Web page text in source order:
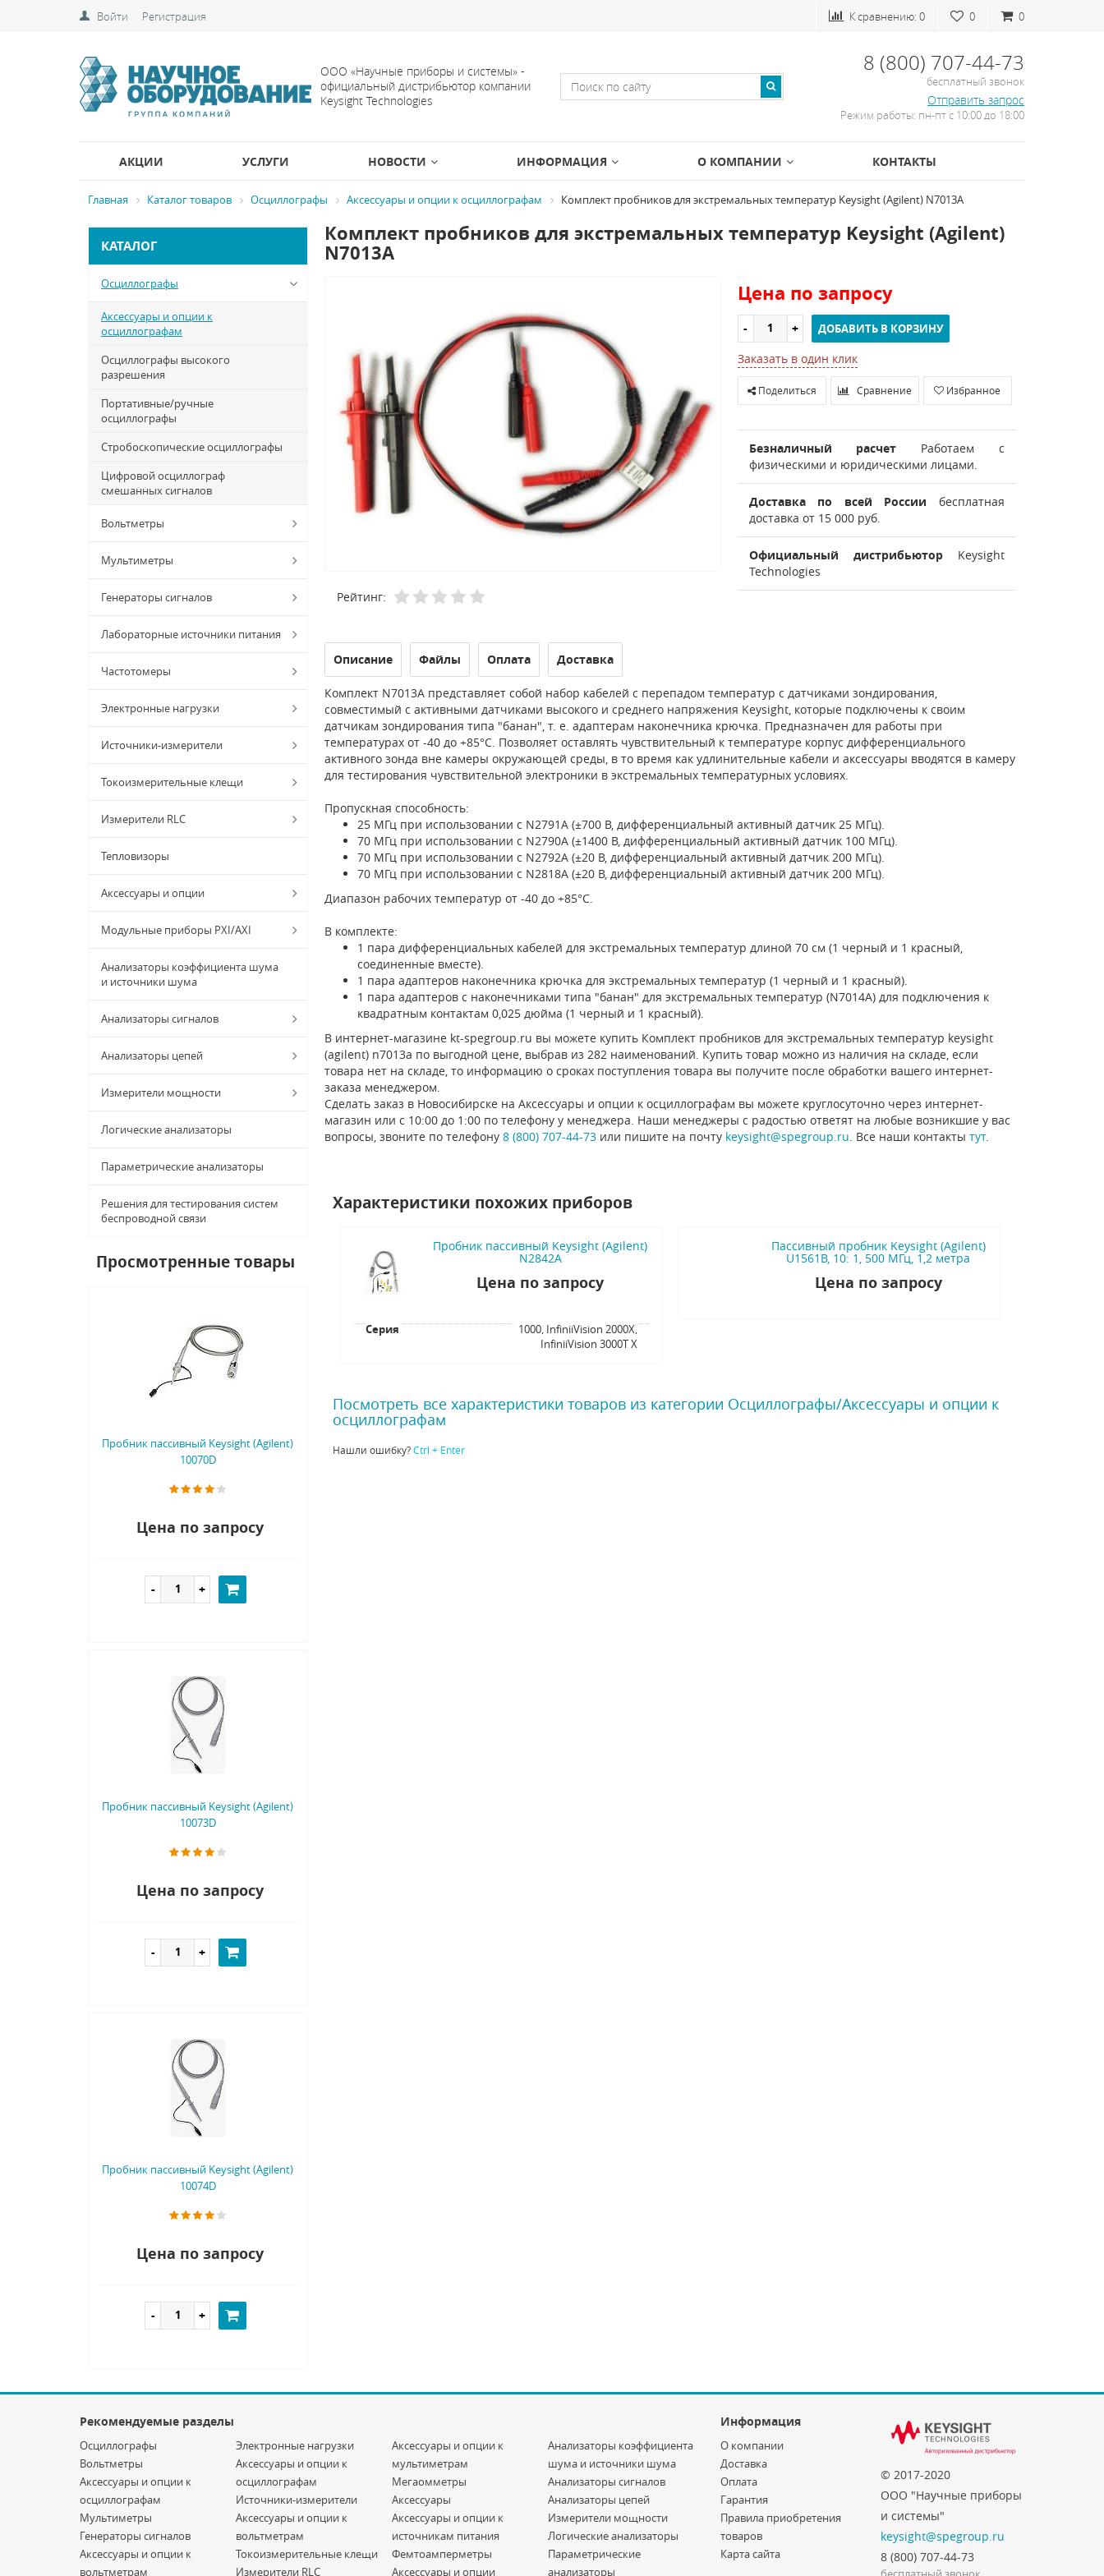
Войти Регистрация 0
0
К сравнению: 0
ООО «Научные приборы и системы» -
официальный дистрибьютор компании
Keysight Technologies
8 (800) 707-44-73
бесплатный звонок
Отправить запрос
Режим работы: пн-пт с 10:00 до 18:00
АКЦИИ УСЛУГИ НОВОСТИ ИНФОРМАЦИЯ О КОМПАНИИ КОНТАКТЫ
Главная Каталог товаров Осциллографы Аксессуары и опции к осциллографам Комплект пробников для экстремальных температур Keysight (Agilent) N7013A
КАТАЛОГ
Осциллографы
Аксессуары и опции к
осциллографам
Осциллографы высокого
разрешения
Портативные/ручные
осциллографы
Стробоскопические осциллографы
Цифровой осциллограф
смешанных сигналов
Вольтметры
Мультиметры
Генераторы сигналов
Лабораторные источники питания
Частотомеры
Электронные нагрузки
Источники-измерители
Токоизмерительные клещи
Измерители RLC
Тепловизоры
Аксессуары и опции
Модульные приборы PXI/AXI
Анализаторы коэффициента шума
и источники шума
Анализаторы сигналов
Анализаторы цепей
Измерители мощности
Логические анализаторы
Параметрические анализаторы
Решения для тестирования систем
беспроводной связи
Просмотренные товары
Пробник пассивный Keysight (Agilent)
10070D
Цена по запросу
Пробник пассивный Keysight (Agilent)
10073D
Цена по запросу
Пробник пассивный Keysight (Agilent)
10074D
Цена по запросу
Комплект пробников для экстремальных температур Keysight (Agilent)
N7013A
Рейтинг:
Цена по запросу
ДОБАВИТЬ В КОРЗИНУ
Заказать в один клик
Поделиться Сравнение Избранное
Безналичный расчет Работаем с
физическими и юридическими лицами.
Доставка по всей России бесплатная
доставка от 15 000 руб.
Официальный дистрибьюторKeysight
Technologies
Описание Файлы Оплата Доставка
Комплект N7013A представляет собой набор кабелей с перепадом температур с датчиками зондирования,
совместимый с активными датчиками высокого и среднего напряжения Keysight, которые подключены к своим
датчикам зондирования типа "банан", т. е. адаптерам наконечника крючка. Предназначен для работы при
температурах от -40 до +85°С. Позволяет оставлять чувствительный к температуре корпус дифференциального
активного зонда вне камеры окружающей среды, в то время как удлинительные кабели и аксессуары вводятся в камеру
для тестирования чувствительной электроники в экстремальных температурных условиях.
Пропускная способность:
25 МГц при использовании с N2791A (±700 В, дифференциальный активный датчик 25 МГц).
70 МГц при использовании с N2790A (±1400 В, дифференциальный активный датчик 100 МГц).
70 МГц при использовании с N2792A (±20 В, дифференциальный активный датчик 200 МГц).
70 МГц при использовании с N2818A (±20 В, дифференциальный активный датчик 200 МГц).
Диапазон рабочих температур от -40 до +85°С.
В комплекте:
1 пара дифференциальных кабелей для экстремальных температур длиной 70 см (1 черный и 1 красный,
соединенные вместе).
1 пара адаптеров наконечника крючка для экстремальных температур (1 черный и 1 красный).
1 пара адаптеров с наконечниками типа "банан" для экстремальных температур (N7014A) для подключения к
квадратным контактам 0,025 дюйма (1 черный и 1 красный).
В интернет-магазине kt-spegroup.ru вы можете купить Комплект пробников для экстремальных температур keysight
(agilent) n7013a по выгодной цене, выбрав из 282 наименований. Купить товар можно из наличия на складе, если
товара нет на складе, то информацию о сроках поступления товара вы получите после обработки вашего интернет-
заказа менеджером.
Сделать заказ в Новосибирске на Аксессуары и опции к осциллографам вы можете круглосуточно через интернет-
магазин или с 10:00 до 1:00 по телефону у менеджера. Наши менеджеры с радостью ответят на любые возникшие у вас
вопросы, звоните по телефону 8 (800) 707-44-73или пишите на почту keysight@spegroup.ru . Все наши контакты тут.
Характеристики похожих приборов
Пробник пассивный Keysight (Agilent)
N2842A
Цена по запросу
Серия
1000, InfiniiVision 2000X,
InfiniiVision 3000T X
Пассивный пробник Keysight (Agilent)
U1561B, 10: 1, 500 МГц, 1,2 метра
Цена по запросу
Посмотреть все характеристики товаров из категории Осциллографы/Аксессуары и опции к
осциллографам
Нашли ошибку?Ctrl + Enter
Рекомендуемые разделы Информация
© 2017-2020
ООО "Научные приборы
и системы"
keysight@spegroup.ru
8 (800) 707-44-73
Осциллографы
Вольтметры
Аксессуары и опции к
осциллографам
Мультиметры
Генераторы сигналов
Аксессуары и опции к
вольтметрам
Электронные нагрузки
Аксессуары и опции к
осциллографам
Источники-измерители
Аксессуары и опции к
вольтметрам
Токоизмерительные клещи
Измерители RLC
Аксессуары и опции к
мультиметрам
Мегаомметры
Аксессуары
Аксессуары и опции к
источникам питания
Фемтоамперметры
Аксессуары и опции
Анализаторы коэффициента
шума и источники шума
Анализаторы сигналов
Анализаторы цепей
Измерители мощности
Логические анализаторы
Параметрические
анализаторы
О компании
Доставка
Оплата
Гарантия
Правила приобретения
товаров
Карта сайта